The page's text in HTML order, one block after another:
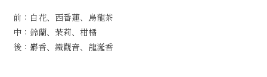
前： 白花、西番蓮、 烏龍茶
中：鈴蘭、茉莉、 柑橘
後： 麝香、 鐵觀音、龍涎香